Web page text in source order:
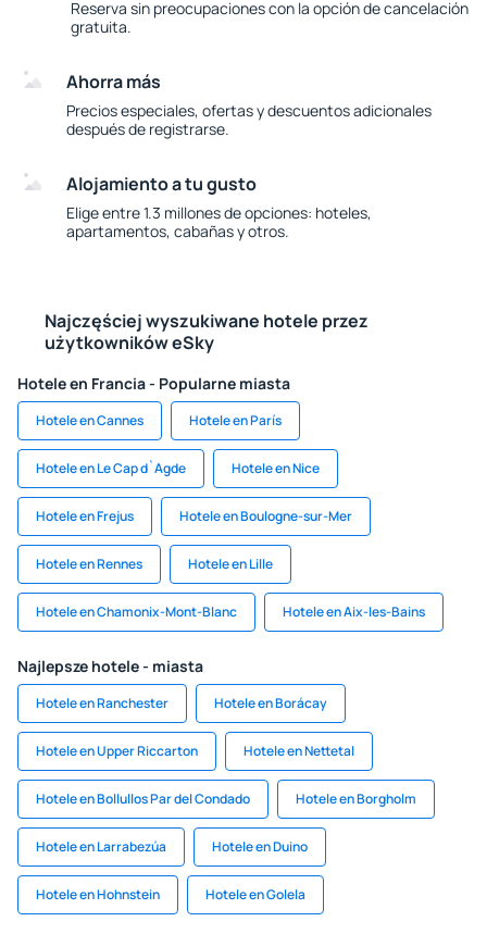
Reserva sin preocupaciones con la opción de cancelación
gratuita.
Ahorra más
Precios especiales, ofertas y descuentos adicionales
después de registrarse.
Alojamiento a tu gusto
Elige entre 1.3 millones de opciones: hoteles,
apartamentos, cabañas y otros.
Najczęściej wyszukiwane hotele przez
użytkowników eSky
Hotele en Francia - Popularne miasta
Hotele en Cannes Hotele en París
Hotele en Le Cap d`Agde Hotele en Nice
Hotele en Frejus Hotele en Boulogne-sur-Mer
Hotele en Rennes Hotele en Lille
Hotele en Chamonix-Mont-Blanc Hotele en Aix-les-Bains
Najlepsze hotele - miasta
Hotele en Ranchester Hotele en Borácay
Hotele en Upper Riccarton Hotele en Nettetal
Hotele en Bollullos Par del Condado Hotele en Borgholm
Hotele en Larrabezúa Hotele en Duino
Hotele en Hohnstein Hotele en Golela